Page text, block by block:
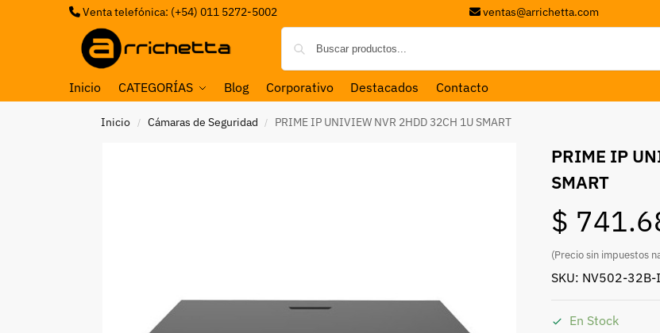
Venta telefónica: (+54) 011 5272-5002 ventas@arrichetta.com
Inicio CATEGORÍAS Blog Corporativo Destacados Contacto
Inicio / Cámaras de Seguridad / PRIME IP UNIVIEW NVR 2HDD 32CH 1U SMART
PRIME IP
SMART
$
(Precio sin impuestos
SKU: NV502-32B-I
En Stock